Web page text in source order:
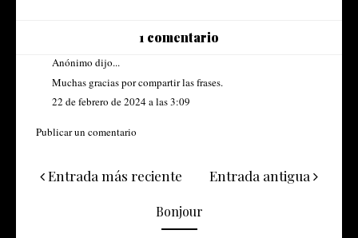
1 comentario
Anónimo dijo...
Muchas gracias por compartir las frases.
22 de febrero de 2024 a las 3:09
Publicar un comentario
Entrada más reciente Entrada antigua
Bonjour